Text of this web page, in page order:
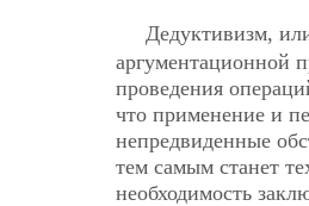
Дедуктивизм,
аргументационной
проведения
что применение и
непредвиденные
тем самым станет
необходимость